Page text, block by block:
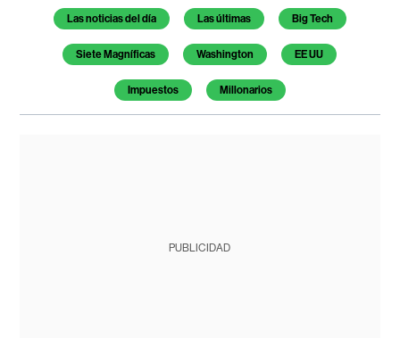
Temas de este artículo
Las noticias del día Las últimas Big Tech
Siete Magníficas Washington EE UU
Impuestos Millonarios
PUBLICIDAD